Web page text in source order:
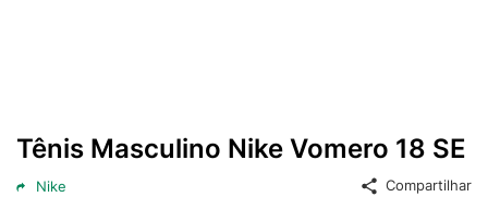
Tênis Masculino Nike Vomero 18 SE
Nike Compartilhar